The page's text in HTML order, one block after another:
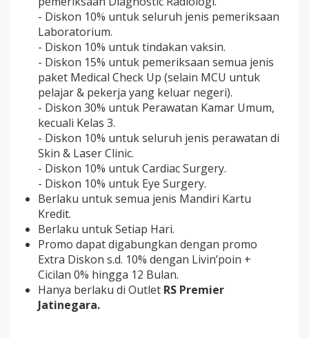
- Diskon 10% untuk seluruh jenis pemeriksaan
Laboratorium.
- Diskon 10% untuk tindakan vaksin.
- Diskon 15% untuk pemeriksaan semua jenis
paket Medical Check Up (selain MCU untuk
pelajar & pekerja yang keluar negeri).
- Diskon 30% untuk Perawatan Kamar Umum,
kecuali Kelas 3.
- Diskon 10% untuk seluruh jenis perawatan di
Skin & Laser Clinic.
- Diskon 10% untuk Cardiac Surgery.
- Diskon 10% untuk Eye Surgery.
Berlaku untuk semua jenis Mandiri Kartu
Kredit.
Berlaku untuk Setiap Hari.
Promo dapat digabungkan dengan promo
Extra Diskon s.d. 10% dengan Livin’poin +
Cicilan 0% hingga 12 Bulan.
Hanya berlaku di Outlet RS Premier
Jatinegara.